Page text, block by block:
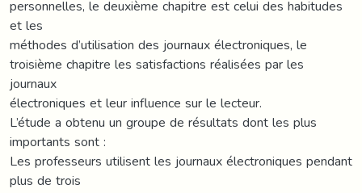
personnelles, le deuxième chapitre est celui des habitudes
et les
méthodes d’utilisation des journaux électroniques, le
troisième chapitre les satisfactions réalisées par les
journaux
électroniques et leur influence sur le lecteur.
L’étude a obtenu un groupe de résultats dont les plus
importants sont :
Les professeurs utilisent les journaux électroniques pendant
plus de trois